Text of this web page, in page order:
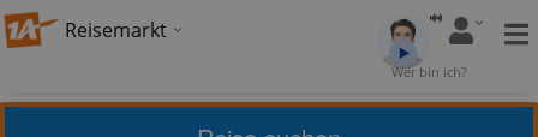
Reisemarkt
Wer bin ich?
4,2(26) Bewerten